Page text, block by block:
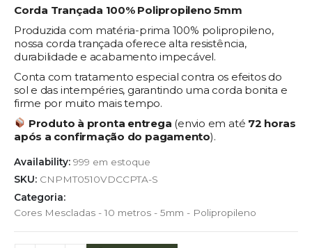
Corda Trançada 100% Polipropileno 5mm
Produzida com matéria-prima 100% polipropileno,
nossa corda trançada oferece alta resistência,
durabilidade e acabamento impecável.
Conta com tratamento especial contra os efeitos do
sol e das intempéries, garantindo uma corda bonita e
firme por muito mais tempo.
Produto à pronta entrega (envio em até 72 horas
após a confirmação do pagamento).
Availability: 999 em estoque
SKU: CNPMT0510VDCCPTA-S
Categoria:
Cores Mescladas - 10 metros - 5mm - Polipropileno